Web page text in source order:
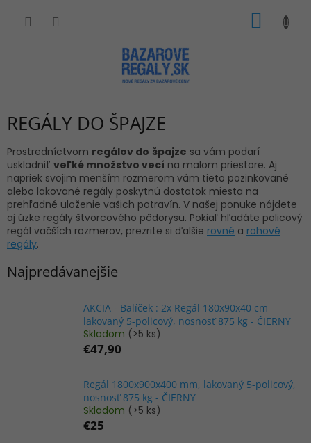
REGÁLY DO ŠPAJZE
Prostredníctvom regálov do špajze sa vám podarí
uskladniť veľké množstvo vecí na malom priestore. Aj
napriek svojim menším rozmerom vám tieto pozinkované
alebo lakované regály poskytnú dostatok miesta na
prehľadné uloženie vašich potravín. V našej ponuke nájdete
aj úzke regály štvorcového pôdorysu. Pokiaľ hľadáte policový
regál väčších rozmerov, prezrite si ďalšie rovné a rohové
regály.
Najpredávanejšie
AKCIA - Balíček : 2x Regál 180x90x40 cm
lakovaný 5-policový, nosnosť 875 kg - ČIERNY
Skladom (>5 ks)
€47,90
Regál 1800x900x400 mm, lakovaný 5-policový,
nosnosť 875 kg - ČIERNY
Skladom (>5 ks)
€25